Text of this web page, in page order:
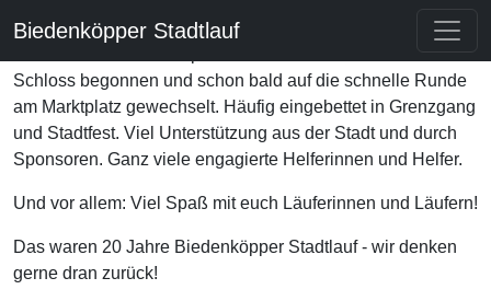
Biedenköpper Stadtlauf
Das war der Biedenköpper Stadtlauf
Schloss begonnen und schon bald auf die schnelle Runde
am Marktplatz gewechselt. Häufig eingebettet in Grenzgang
und Stadtfest. Viel Unterstützung aus der Stadt und durch
Sponsoren. Ganz viele engagierte Helferinnen und Helfer.
Und vor allem: Viel Spaß mit euch Läuferinnen und Läufern!
Das waren 20 Jahre Biedenköpper Stadtlauf - wir denken
gerne dran zurück!